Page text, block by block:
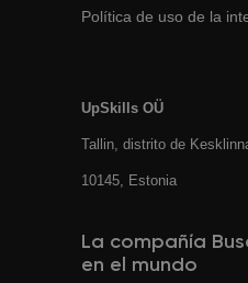
Política de uso de la
UpSkills OÜ
Tallin, distrito de
10145, Estonia
La compañía
en el mundo